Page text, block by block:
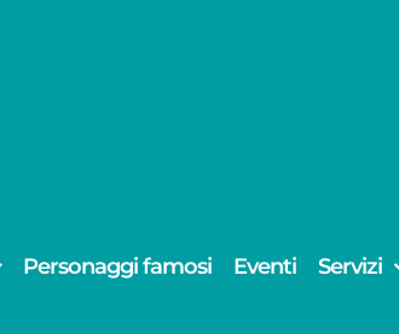
Personaggi famosi Eventi Servizi